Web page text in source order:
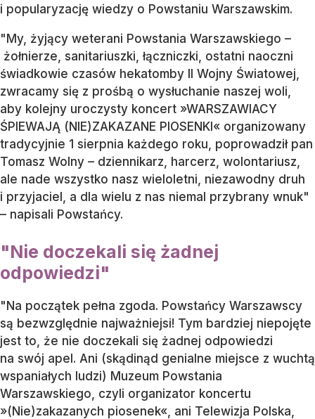
i popularyzację wiedzy o Powstaniu Warszawskim.
"My, żyjący weterani Powstania Warszawskiego –
żołnierze, sanitariuszki, łączniczki, ostatni naoczni
świadkowie czasów hekatomby II Wojny Światowej,
zwracamy się z prośbą o wysłuchanie naszej woli,
aby kolejny uroczysty koncert »WARSZAWIACY
ŚPIEWAJĄ (NIE)ZAKAZANE PIOSENKI« organizowany
tradycyjnie 1 sierpnia każdego roku, poprowadził pan
Tomasz Wolny – dziennikarz, harcerz, wolontariusz,
ale nade wszystko nasz wieloletni, niezawodny druh
i przyjaciel, a dla wielu z nas niemal przybrany wnuk"
– napisali Powstańcy.
"Nie doczekali się żadnej
odpowiedzi"
"Na początek pełna zgoda. Powstańcy Warszawscy
są bezwzględnie najważniejsi! Tym bardziej niepojęte
jest to, że nie doczekali się żadnej odpowiedzi
na swój apel. Ani (skądinąd genialne miejsce z wuchtą
wspaniałych ludzi) Muzeum Powstania
Warszawskiego, czyli organizator koncertu
»(Nie)zakazanych piosenek«, ani Telewizja Polska,